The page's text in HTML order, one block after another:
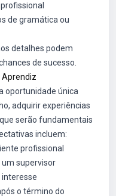
de gramática ou
detalhes podem
de sucesso.
Aprendiz
oportunidade única
adquirir experiências
serão fundamentais
incluem:
profissional
supervisor
interesse
o término do